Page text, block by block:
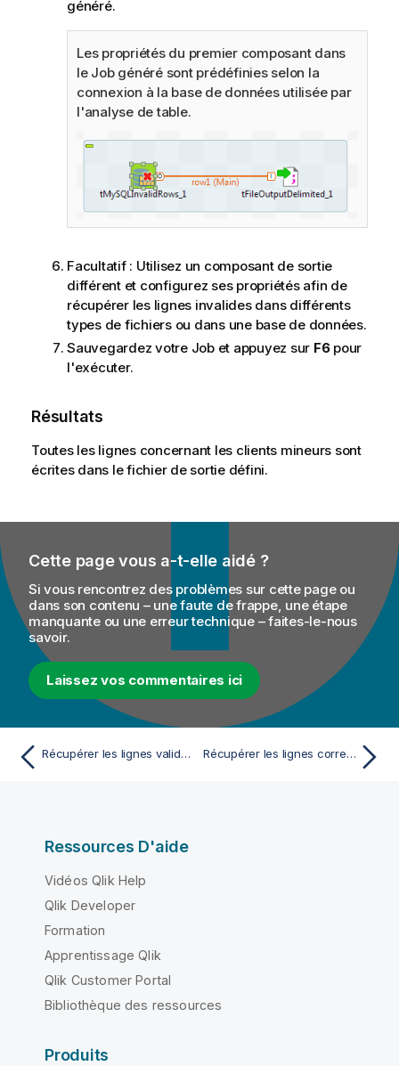
généré.
Les propriétés du premier composant dans
le Job généré sont prédéfinies selon la
connexion à la base de données utilisée par
l'analyse de table.
Facultatif : Utilisez un composant de sortie
différent et configurez ses propriétés afin de
récupérer les lignes invalides dans différents
types de fichiers ou dans une base de données.
Sauvegardez votre Job et appuyez sur F6pour
l'exécuter.
Résultats
Toutes les lignes concernant les clients mineurs sont
écrites dans le fichier de sortie défini.
Cette page vous a-t-elle aidé ?
Si vous rencontrez des problèmes sur cette page ou
dans son contenu – une faute de frappe, une étape
manquante ou une erreur technique – faites-le-nous
savoir.
Laissez vos commentaires ici
Récupérer les lignes valides/invalides dans une analyse de colonne(s) Récupérer les lignes correspondantes/non correspondantes
Ressources D'aide
Vidéos Qlik Help
Qlik Developer
Formation
Apprentissage Qlik
Qlik Customer Portal
Bibliothèque des ressources
Produits